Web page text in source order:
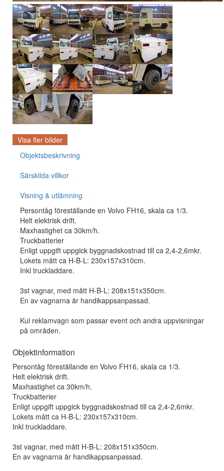
Visa fler bilder
Objektsbeskrivning
Särskilda villkor
Visning & utlämning
Persontåg föreställande en Volvo FH16, skala ca 1/3.
Helt elektrisk drift.
Maxhastighet ca 30km/h.
Truckbatterier
Enligt uppgift uppgick byggnadskostnad till ca 2,4-2,6mkr.
Lokets mått ca H-B-L: 230x157x310cm.
Inkl truckladdare.
3st vagnar, med mått H-B-L: 208x151x350cm.
En av vagnarna är handikappsanpassad.
Kul reklamvagn som passar event och andra uppvisningar
på områden.
Objektinformation
Persontåg föreställande en Volvo FH16, skala ca 1/3.
Helt elektrisk drift.
Maxhastighet ca 30km/h.
Truckbatterier
Enligt uppgift uppgick byggnadskostnad till ca 2,4-2,6mkr.
Lokets mått ca H-B-L: 230x157x310cm.
Inkl truckladdare.
3st vagnar, med mått H-B-L: 208x151x350cm.
En av vagnarna är handikappsanpassad.